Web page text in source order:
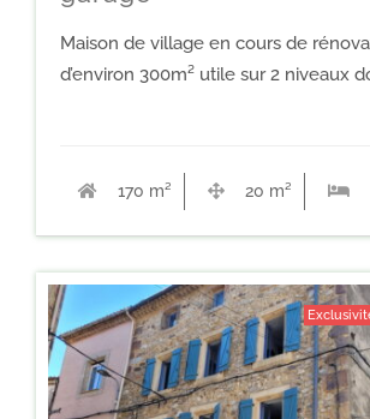
Maison de village en cours de
d’environ 300m² utile sur 2 niveaux
170 m² 20 m²